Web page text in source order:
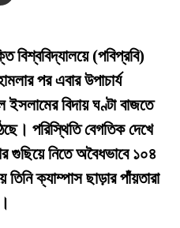
বিশ্ববিদ্যালয়ে (পবিপ্রবি)
পর এবার উপাচার্য
বিদায় ঘণ্টা বাজতে
পরিস্থিতি বেগতিক দেখে
নিতে অবৈধভাবে ১০৪
ক্যাম্পাস ছাড়ার পাঁয়তারা